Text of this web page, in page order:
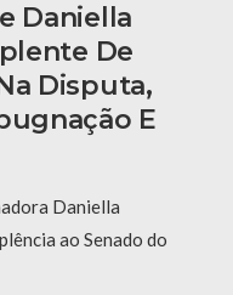
Daniella
De
Disputa,
E
Daniella
ao Senado do